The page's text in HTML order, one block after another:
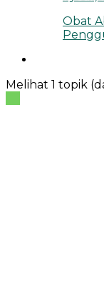
Obat
Melihat 1 topik